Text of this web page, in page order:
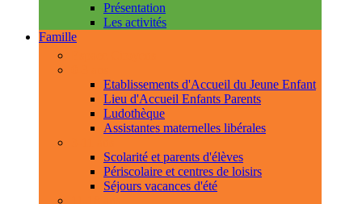
Présentation
Les activités
Famille
Etablissements d'Accueil du Jeune Enfant
Lieu d'Accueil Enfants Parents
Ludothèque
Assistantes maternelles libérales
Scolarité et parents d'élèves
Périscolaire et centres de loisirs
Séjours vacances d'été